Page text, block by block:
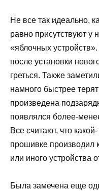
Не все так идеально,
равно присутствуют у
«яблочных
после установки
греться. Также
намного быстрее
произведена
появлялся более-
Все считают, что
прошивке производил
или иного устройства
Была замечена еще